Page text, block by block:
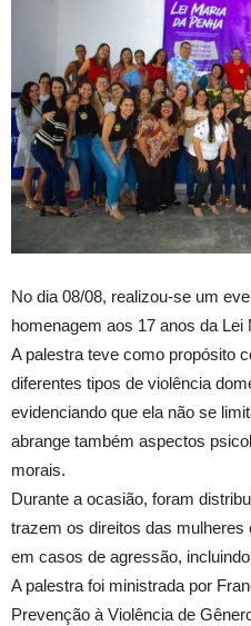
No dia 08/08, realizou-se um
homenagem aos 17 anos da Lei
A palestra teve como propósito
diferentes tipos de violência
evidenciando que ela não se
abrange também aspectos
morais.
Durante a ocasião, foram
trazem os direitos das
em casos de agressão,
A palestra foi ministrada por
Prevenção à Violência de